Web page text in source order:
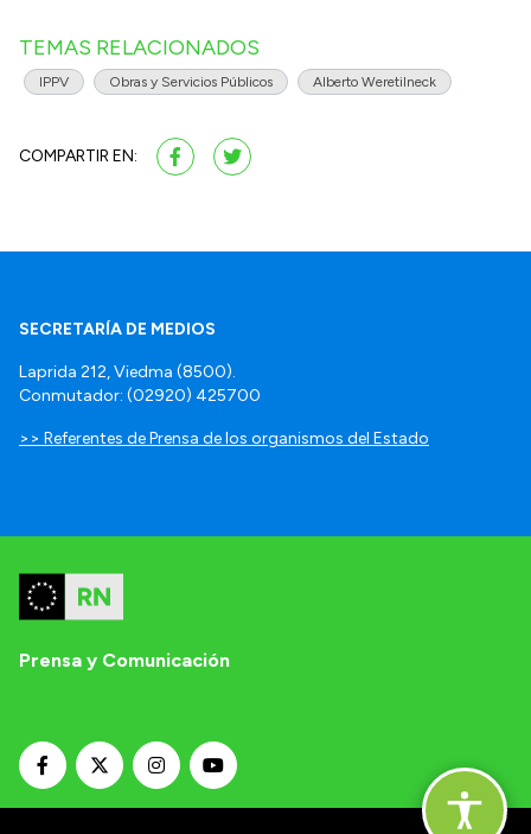
TEMAS RELACIONADOS
IPPV Obras y Servicios Públicos Alberto Weretilneck
COMPARTIR EN:
SECRETARÍA DE MEDIOS
Laprida 212, Viedma (8500).
Conmutador: (02920) 425700
>> Referentes de Prensa de los organismos del Estado
Prensa y Comunicación